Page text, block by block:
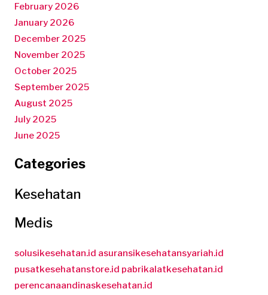
February 2026
January 2026
December 2025
November 2025
October 2025
September 2025
August 2025
July 2025
June 2025
Categories
Kesehatan
Medis
solusikesehatan.id asuransikesehatansyariah.id
pusatkesehatanstore.id pabrikalatkesehatan.id
perencanaandinaskesehatan.id